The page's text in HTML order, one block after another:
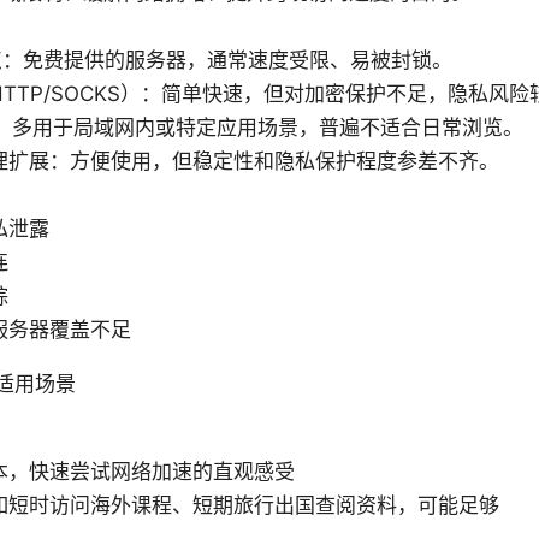
免费提供的服务器，通常速度受限、易被封锁。
SOCKS）：简单快速，但对加密保护不足，隐私风险
多用于局域网内或特定应用场景，普遍不适合日常浏览。
展：方便使用，但稳定性和隐私保护程度参差不齐。
泄露
务器覆盖不足
用场景
，快速尝试网络加速的直观感受
短时访问海外课程、短期旅行出国查阅资料，可能足够